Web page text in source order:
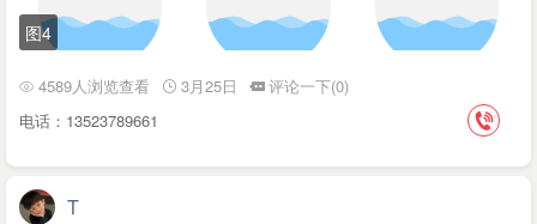
图4
4589人浏览查看 3月25日
评论一下(0)
电话：13523789661
T